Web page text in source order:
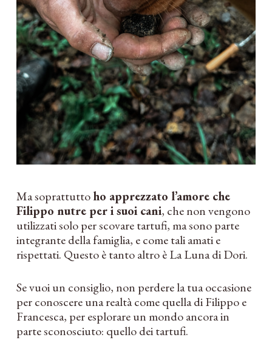
Ma soprattuttoho apprezzato l’amore che
Filippo nutre per i suoi cani, che non vengono
utilizzati solo per scovare tartufi, ma sono parte
integrante della famiglia, e come tali amati e
rispettati. Questo è tanto altro è La Luna di Dori.
Se vuoi un consiglio, non perdere la tua occasione
per conoscere una realtà come quella di Filippo e
Francesca, per esplorare un mondo ancora in
parte sconosciuto: quello dei tartufi.